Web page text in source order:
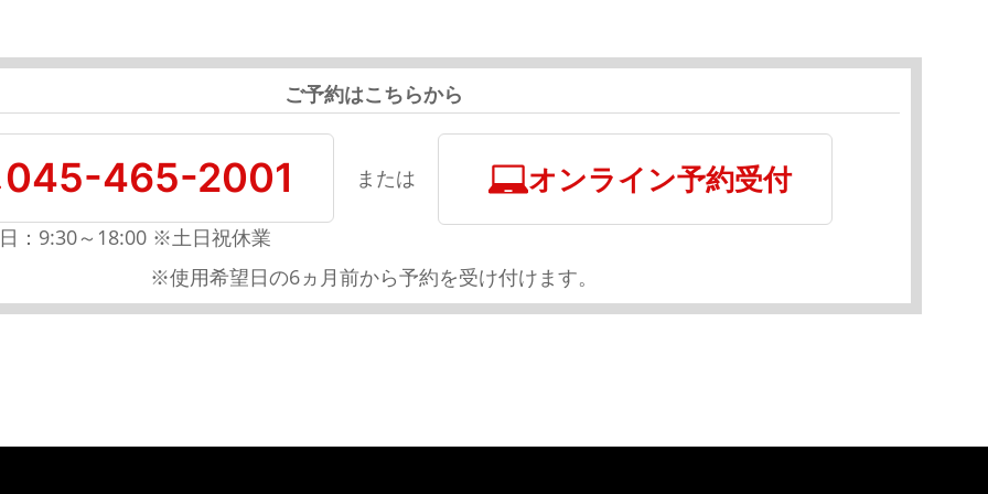
ご予約はこちらから
045-465-2001
：9:30～18:00 ※土日祝休業
または オンライン予約受付
※使用希望日の6ヵ月前から予約を受け付けます。